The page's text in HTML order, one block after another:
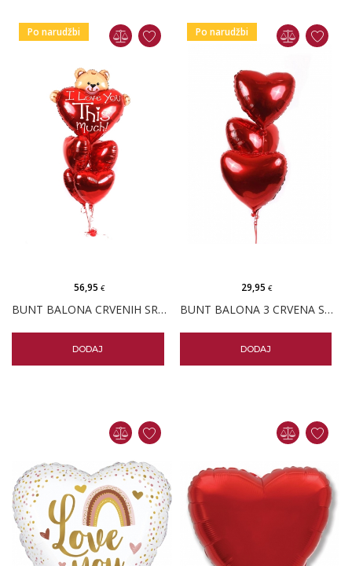
Po narudžbi
BUNT BALONA CRVENIH SRCA MEDO
56,95 €
DODAJ
Po narudžbi
BUNT BALONA 3 CRVENA SRCA
29,95€
DODAJ